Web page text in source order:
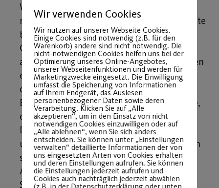
Wenn Sie dieses in Anspruch nehmen
möchten, schicken Sie uns das Formular bitte
bis zum 15. Dezember zurück in unsere
Geschäftsstelle, gerne auch per Email
an
info@post-sv.de. Wir hoffen, dass wir Ihnen
einen kurzen, transparenten Überblick
darüber geben konnten, was mit Ihren
Beiträgen geschieht und warum es ohne sie,
den Post SV nicht mehr geben würde.
Deswegen gilt noch einmal der Dank all
unseren Mitgliedern, die dem Verein auch in
schwierigen Zeiten treu geblieben sind. Ob
Aikido oder Zumba – wir alle sind der Post
SV!
Wir verwenden Cookies
Wir nutzen auf unserer Webseite Cookies.
Einige Cookies sind notwendig (z.B. für den
Warenkorb) andere sind nicht notwendig. Die
nicht-notwendigen Cookies helfen uns bei der
Optimierung unseres Online-Angebotes,
unserer Webseitenfunktionen und werden für
Marketingzwecke eingesetzt. Die Einwilligung
umfasst die Speicherung von Informationen
auf Ihrem Endgerät, das Auslesen
personenbezogener Daten sowie deren
Verarbeitung. Klicken Sie auf „Alle
akzeptieren“, um in den Einsatz von nicht
notwendigen Cookies einzuwilligen oder auf
„Alle ablehnen“, wenn Sie sich anders
entscheiden. Sie können unter „Einstellungen
verwalten“ detaillierte Informationen der von
uns eingesetzten Arten von Cookies erhalten
und deren Einstellungen aufrufen. Sie können
die Einstellungen jederzeit aufrufen und
Cookies auch nachträglich jederzeit abwählen
(z.B. in der Datenschutzerklärung oder unten